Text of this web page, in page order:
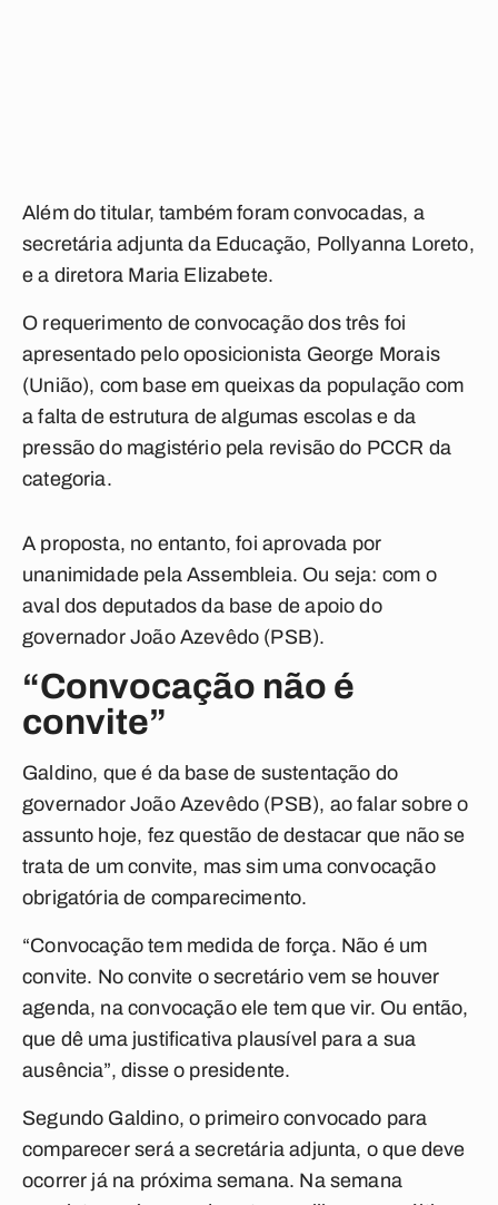
Além do titular, também foram convocadas, a
secretária adjunta da Educação, Pollyanna Loreto,
e a diretora Maria Elizabete.
O requerimento de convocação dos três foi
apresentado pelo oposicionista George Morais
(União), com base em queixas da população com
a falta de estrutura de algumas escolas e da
pressão do magistério pela revisão do PCCR da
categoria.
A proposta, no entanto, foi aprovada por
unanimidade pela Assembleia. Ou seja: com o
aval dos deputados da base de apoio do
governador João Azevêdo (PSB).
“Convocação não é
convite”
Galdino, que é da base de sustentação do
governador João Azevêdo (PSB), ao falar sobre o
assunto hoje, fez questão de destacar que não se
trata de um convite, mas sim uma convocação
obrigatória de comparecimento.
“Convocação tem medida de força. Não é um
convite. No convite o secretário vem se houver
agenda, na convocação ele tem que vir. Ou então,
que dê uma justificativa plausível para a sua
ausência”, disse o presidente.
Segundo Galdino, o primeiro convocado para
comparecer será a secretária adjunta, o que deve
ocorrer já na próxima semana. Na semana